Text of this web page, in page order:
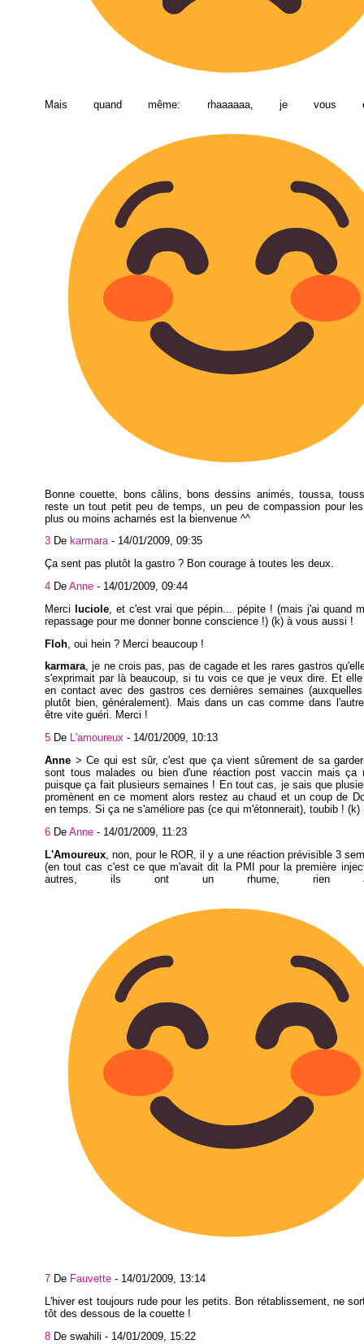
Mais quand même: rhaaaaaa, je vous
Bonne couette, bons câlins, bons dessins animés, toussa,
reste un tout petit peu de temps, un peu de compassion pour
plus ou moins acharnés est la bienvenue ^^
3 De karmara- 14/01/2009, 09:35
Ça sent pas plutôt la gastro ? Bon courage à toutes les deux.
4 De Anne - 14/01/2009, 09:44
Merci
luciole , et c'est vrai que pépin... pépite ! (mais j'ai quand
repassage pour me donner bonne conscience !) (k) à vous aussi !
Floh , oui hein ? Merci beaucoup !
karmara, je ne crois pas, pas de cagade et les rares gastros
s'exprimait par là beaucoup, si tu vois ce que je veux dire. Et
en contact avec des gastros ces dernières semaines
plutôt bien, généralement). Mais dans un cas comme dans
être vite guéri. Merci !
5 De L'amoureux - 14/01/2009, 10:13
Anne > Ce qui est sûr, c'est que ça vient sûrement de sa
sont tous malades ou bien d'une réaction post vaccin mais ça
puisque ça fait plusieurs semaines ! En tout cas, je sais que
promènent en ce moment alors restez au chaud et un coup de
en temps. Si ça ne s'améliore pas (ce qui m'étonnerait), toubib ! (k)
6 De Anne - 14/01/2009, 11:23
L'Amoureux , non, pour le ROR, il y a une réaction prévisible 3
(en tout cas c'est ce que m'avait dit la PMI pour la première
autres, ils ont un rhume, rien
7 De Fauvette - 14/01/2009, 13:14
L'hiver est toujours rude pour les petits. Bon rétablissement, ne
tôt des dessous de la couette !
8 De swahili - 14/01/2009, 15:22